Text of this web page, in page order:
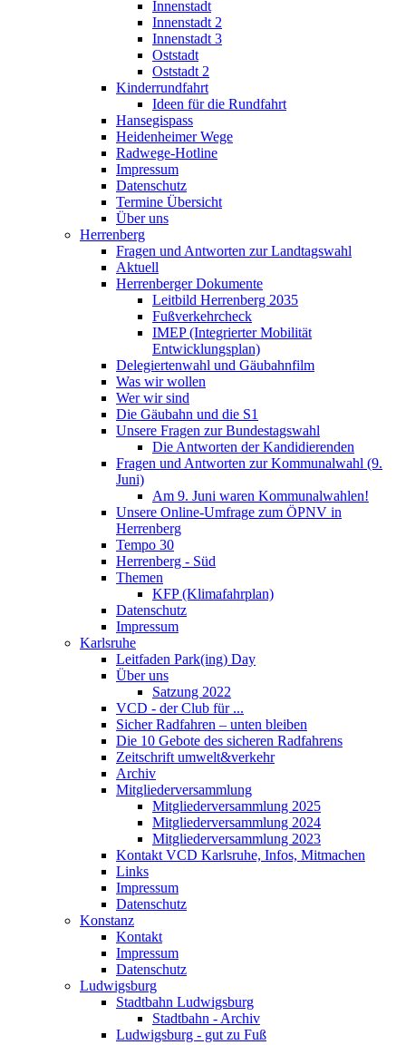
Innenstadt
Innenstadt 2
Innenstadt 3
Oststadt
Oststadt 2
Kinderrundfahrt
Ideen für die Rundfahrt
Hansegispass
Heidenheimer Wege
Radwege-Hotline
Impressum
Datenschutz
Termine Übersicht
Über uns
Herrenberg
Fragen und Antworten zur Landtagswahl
Aktuell
Herrenberger Dokumente
Leitbild Herrenberg 2035
Fußverkehrcheck
IMEP (Integrierter Mobilität
Entwicklungsplan)
Delegiertenwahl und Gäubahnfilm
Was wir wollen
Wer wir sind
Die Gäubahn und die S1
Unsere Fragen zur Bundestagswahl
Die Antworten der Kandidierenden
Fragen und Antworten zur Kommunalwahl (9.
Juni)
Am 9. Juni waren Kommunalwahlen!
Unsere Online-Umfrage zum ÖPNV in
Herrenberg
Tempo 30
Herrenberg - Süd
Themen
KFP (Klimafahrplan)
Datenschutz
Impressum
Karlsruhe
Leitfaden Park(ing) Day
Über uns
Satzung 2022
VCD - der Club für ...
Sicher Radfahren – unten bleiben
Die 10 Gebote des sicheren Radfahrens
Zeitschrift umwelt&verkehr
Archiv
Mitgliederversammlung
Mitgliederversammlung 2025
Mitgliederversammlung 2024
Mitgliederversammlung 2023
Kontakt VCD Karlsruhe, Infos, Mitmachen
Links
Impressum
Datenschutz
Konstanz
Kontakt
Impressum
Datenschutz
Ludwigsburg
Stadtbahn Ludwigsburg
Stadtbahn - Archiv
Ludwigsburg - gut zu Fuß